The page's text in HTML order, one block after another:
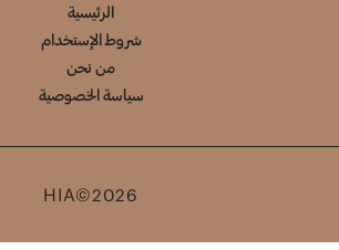
الرئيسية
شروط الإستخدام
من نحن
سياسة الخصوصية
HIA©2026